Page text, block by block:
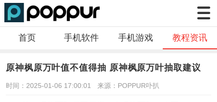
首页 手机软件 手机游戏 教程资讯
原神枫原万叶值不值得抽 原神枫原万叶抽取建议
时间：2025-01-06 17:00:01 来源：POPPUR卟扒